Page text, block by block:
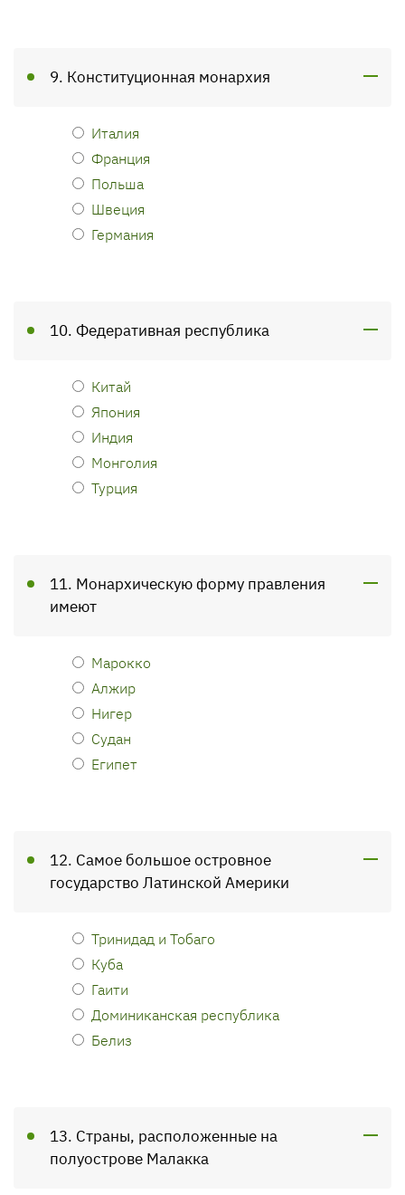
9. Конституционная монархия
Италия
Франция
Польша
Швеция
Германия
10. Федеративная республика
Китай
Япония
Индия
Монголия
Турция
11. Монархическую форму правления
имеют
Марокко
Алжир
Нигер
Судан
Египет
12. Самое большое островное
государство Латинской Америки
Тринидад и Тобаго
Куба
Гаити
Доминиканская республика
Белиз
13. Страны, расположенные на
полуострове Малакка